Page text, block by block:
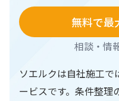
無料で最
相談・情
ソエルクは自社施工
ービスです。条件整理